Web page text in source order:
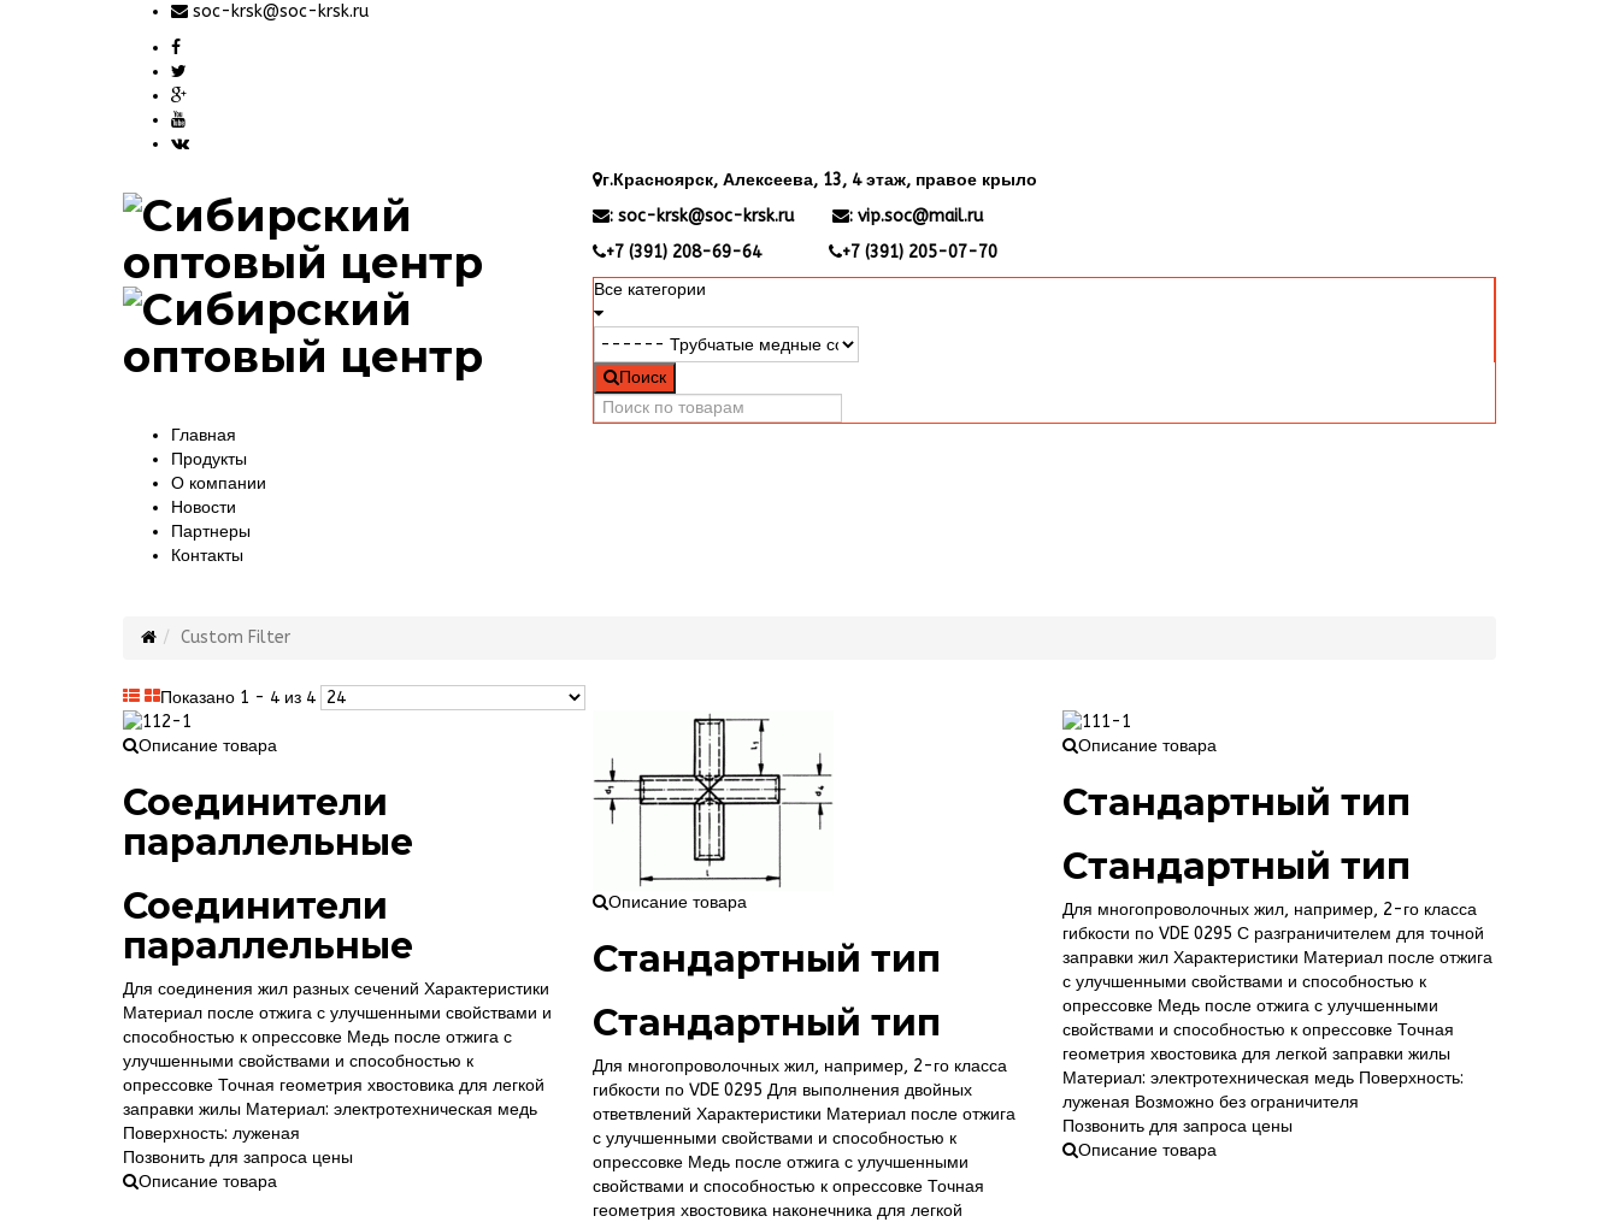
soc-krsk@soc-krsk.ru
г.Красноярск, Алексеева, 13, 4 этаж, правое крыло
: soc-krsk@soc-krsk.ru : vip.soc@mail.ru
+7 (391) 208-69-64
+7 (391) 205-07-70
Все категории
Поиск
Главная
Продукты
О компании
Новости
Партнеры
Контакты
Custom Filter
Показано 1 - 4 из 4
Описание товара
Соединители
параллельные
Соединители
параллельные
Для соединения жил разных сечений Характеристики
Материал после отжига с улучшенными свойствами и
способностью к опрессовке Медь после отжига с
улучшенными свойствами и способностью к
опрессовке Точная геометрия хвостовика для легкой
заправки жилы Материал: электротехническая медь
Поверхность: луженая
Позвонить для запроса цены
Описание товара
Описание товара
Стандартный тип
Стандартный тип
Для многопроволочных жил, например, 2-го класса
гибкости по VDE 0295 Для выполнения двойных
ответвлений Характеристики Материал после отжига
с улучшенными свойствами и способностью к
опрессовке Медь после отжига с улучшенными
свойствами и способностью к опрессовке Точная
геометрия хвостовика наконечника для легкой
Описание товара
Стандартный тип
Стандартный тип
Для многопроволочных жил, например, 2-го класса
гибкости по VDE 0295 С разграничителем для точной
заправки жил Характеристики Материал после отжига
с улучшенными свойствами и способностью к
опрессовке Медь после отжига с улучшенными
свойствами и способностью к опрессовке Точная
геометрия хвостовика для легкой заправки жилы
Материал: электротехническая медь Поверхность:
луженая Возможно без ограничителя
Позвонить для запроса цены
Описание товара